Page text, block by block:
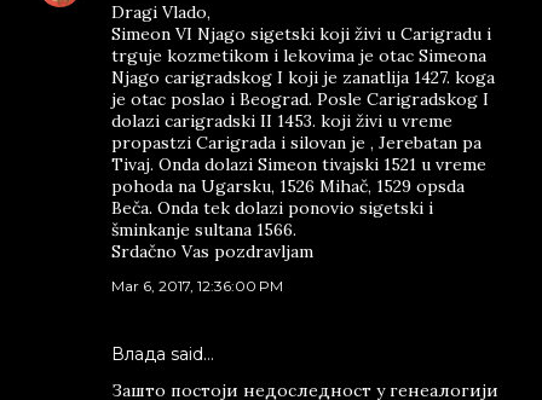
Dragi Vlado,
Simeon VI Njago sigetski koji živi u Carigradu i
trguje kozmetikom i lekovima je otac Simeona
Njago carigradskog I koji je zanatlija 1427. koga
je otac poslao i Beograd. Posle Carigradskog I
dolazi carigradski II 1453. koji živi u vreme
propastzi Carigrada i silovan je , Jerebatan pa
Tivaj. Onda dolazi Simeon tivajski 1521 u vreme
pohoda na Ugarsku, 1526 Mihač, 1529 opsda
Beča. Onda tek dolazi ponovio sigetski i
šminkanje sultana 1566.
Srdačno Vas pozdravljam
Mar 6, 2017, 12:36:00 PM
Влада said…
Зашто постоји недоследност у генеалогији